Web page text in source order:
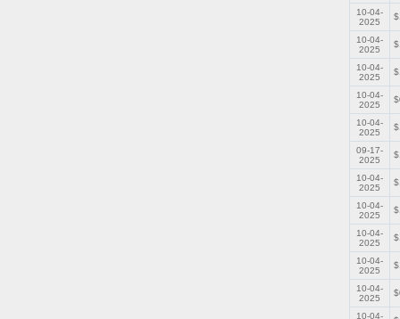
10-04-
2025
10-04-
2025
10-04-
2025
10-04-
2025
10-04-
2025
09-17-
2025
10-04-
2025
10-04-
2025
10-04-
2025
10-04-
2025
10-04-
2025
10-04-